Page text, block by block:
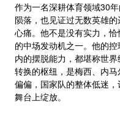
作为一名深耕体育领域30
陨落，也见证过无数英雄
心痛。他不是没有实力，
的中场发动机之一。他的
内的摆脱能力，都堪称世
转换的枢纽，是梅西、内
偏偏，国家队的整体低迷
舞台上绽放。